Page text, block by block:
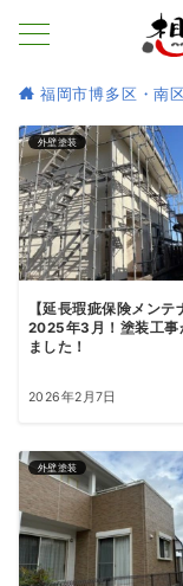
福岡市博多区・南
外壁塗装
【延長瑕疵保険メンテ
2025年3月！塗装工事
ました！
2026年2月7日
外壁塗装